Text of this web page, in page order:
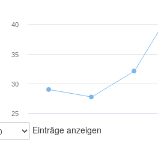
25
30
35
40
Einträge anzeigen